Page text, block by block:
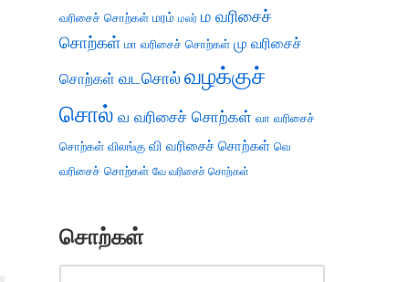
வரிசைச் சொற்கள் மரம் மலர் ம வரிசைச்
சொற்கள் மா வரிசைச் சொற்கள் மு வரிசைச்
சொற்கள் வடசொல் வழக்குச்
சொல் வ வரிசைச் சொற்கள் வா வரிசைச்
சொற்கள் விலங்கு வி வரிசைச் சொற்கள் வெ
வரிசைச் சொற்கள் வே வரிசைச் சொற்கள்
சொற்கள்